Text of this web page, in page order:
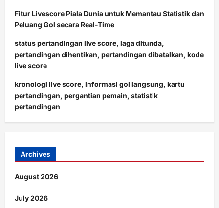
Fitur Livescore Piala Dunia untuk Memantau Statistik dan
Peluang Gol secara Real-Time
status pertandingan live score, laga ditunda,
pertandingan dihentikan, pertandingan dibatalkan, kode
live score
kronologi live score, informasi gol langsung, kartu
pertandingan, pergantian pemain, statistik
pertandingan
Archives
August 2026
July 2026